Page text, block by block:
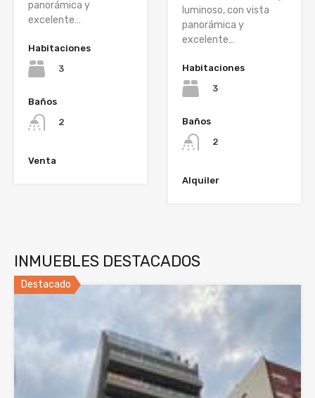
panorámica y
excelente…
Habitaciones
3
Baños
2
Venta
luminoso, con vista
panorámica y
excelente…
Habitaciones
3
Baños
2
Alquiler
INMUEBLES DESTACADOS
Destacado